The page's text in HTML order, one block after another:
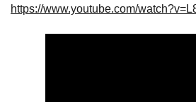
https://www.youtube.com/